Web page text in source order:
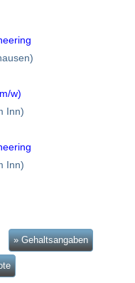
w)
Inn)
Inn)
» Gehaltsangaben